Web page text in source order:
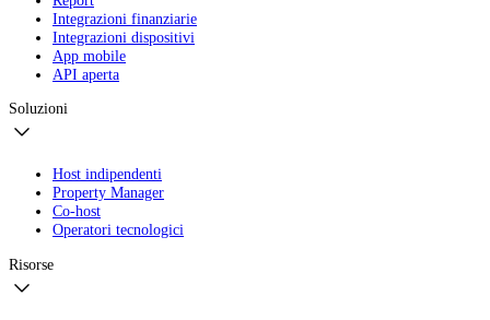
Integrazioni finanziarie
Integrazioni dispositivi
App mobile
API aperta
Soluzioni
Host indipendenti
Property Manager
Co-host
Operatori tecnologici
Risorse